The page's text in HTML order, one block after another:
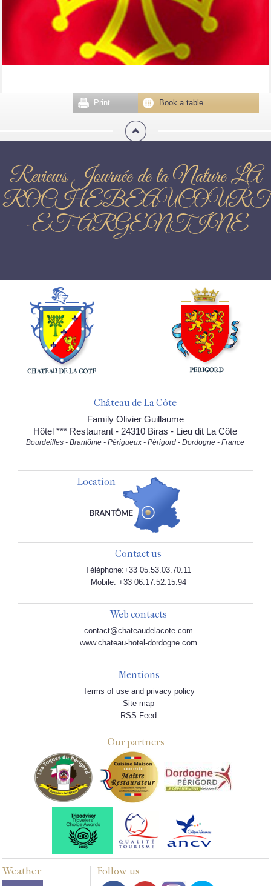
Book a table
Print
Reviews Journée de la Nature LA
ROCHEBEAUCOURT
-ET-ARGENTINE
Château de La Côte
Family Olivier Guillaume
Hôtel *** Restaurant - 24310 Biras - Lieu dit La Côte
Bourdeilles - Brantôme - Périgueux - Périgord - Dordogne - France
Location
Contact us
Téléphone:+33 05.53.03.70.11
Mobile: +33 06.17.52.15.94
Web contacts
contact@chateaudelacote.com
www.chateau-hotel-dordogne.com
Mentions
Terms of use and privacy policy
Site map
RSS Feed
Our partners
Weather Follow us